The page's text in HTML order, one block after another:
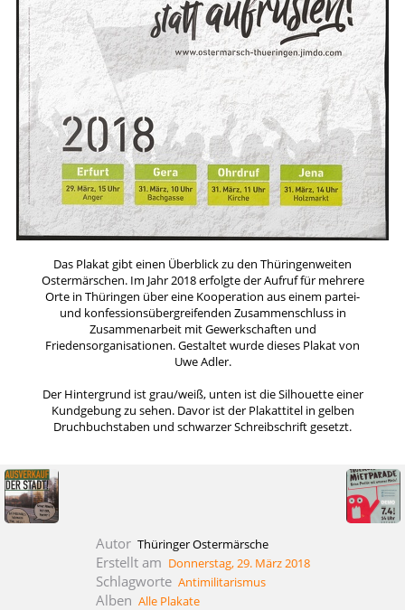
Das Plakat gibt einen Überblick zu den Thüringenweiten
Ostermärschen. Im Jahr 2018 erfolgte der Aufruf für mehrere
Orte in Thüringen über eine Kooperation aus einem partei-
und konfessionsübergreifenden Zusammenschluss in
Zusammenarbeit mit Gewerkschaften und
Friedensorganisationen. Gestaltet wurde dieses Plakat von
Uwe Adler.
Der Hintergrund ist grau/weiß, unten ist die Silhouette einer
Kundgebung zu sehen. Davor ist der Plakattitel in gelben
Druchbuchstaben und schwarzer Schreibschrift gesetzt.
Autor Thüringer Ostermärsche
Erstellt am Donnerstag, 29. März 2018
Schlagworte Antimilitarismus
Alben Alle Plakate